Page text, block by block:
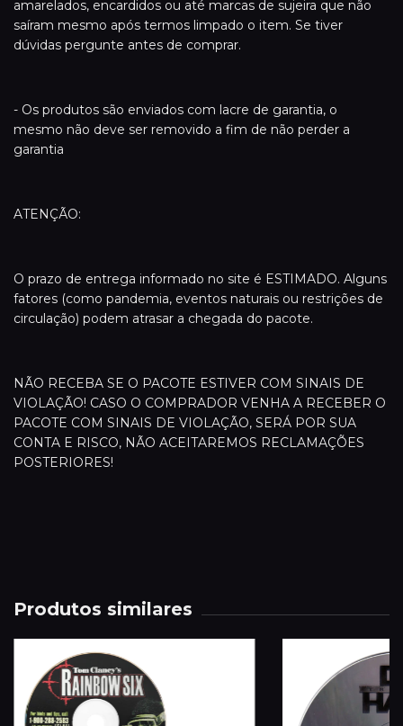
amarelados, encardidos ou até marcas de sujeira que não
saíram mesmo após termos limpado o item. Se tiver
dúvidas pergunte antes de comprar.
- Os produtos são enviados com lacre de garantia, o
mesmo não deve ser removido a fim de não perder a
garantia
ATENÇÃO:
O prazo de entrega informado no site é ESTIMADO. Alguns
fatores (como pandemia, eventos naturais ou restrições de
circulação) podem atrasar a chegada do pacote.
NÃO RECEBA SE O PACOTE ESTIVER COM SINAIS DE
VIOLAÇÃO! CASO O COMPRADOR VENHA A RECEBER O
PACOTE COM SINAIS DE VIOLAÇÃO, SERÁ POR SUA
CONTA E RISCO, NÃO ACEITAREMOS RECLAMAÇÕES
POSTERIORES!
Produtos similares